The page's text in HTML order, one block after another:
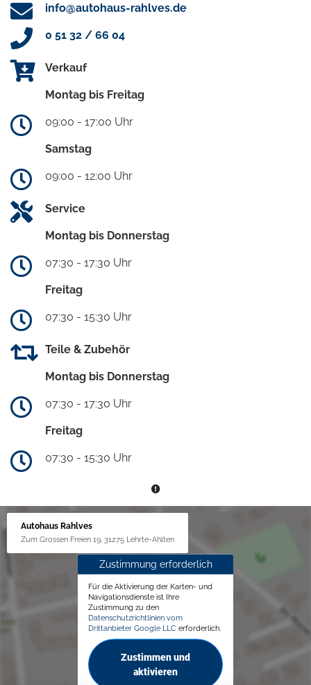
info@autohaus-rahlves.de
0 51 32 / 66 04
Verkauf
Montag bis Freitag
09:00 - 17:00 Uhr
Samstag
09:00 - 12:00 Uhr
Service
Montag bis Donnerstag
07:30 - 17:30 Uhr
Freitag
07:30 - 15:30 Uhr
Teile & Zubehör
Montag bis Donnerstag
07:30 - 17:30 Uhr
Freitag
07:30 - 15:30 Uhr
Autohaus Rahlves
Zum Grossen Freien 19, 31275 Lehrte-Ahlten
Zustimmung erforderlich
Für die Aktivierung der Karten- und
Navigationsdienste ist Ihre
Zustimmung zu den
Datenschutzrichtlinien vom
Drittanbieter Google LLC erforderlich.
Zustimmen und
aktivieren